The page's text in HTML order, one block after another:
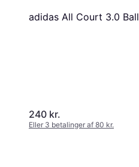
adidas All Court 3.0 Ball
240 kr.
Eller 3 betalinger af 80 kr.